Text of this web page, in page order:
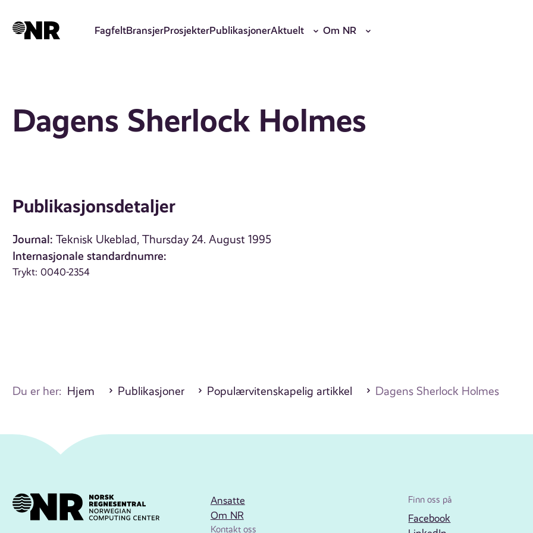
hovedinnhold
FagfeltBransjerProsjekterPublikasjonerAktuelt Om NR
Dagens Sherlock Holmes
Publikasjonsdetaljer
Journal: Teknisk Ukeblad, Thursday 24. August 1995
Internasjonale standardnumre:
Trykt: 0040-2354
Du er her: Hjem Publikasjoner Populærvitenskapelig artikkel Dagens Sherlock Holmes
Ansatte
Om NR
Kontakt oss
Finn oss på
Facebook